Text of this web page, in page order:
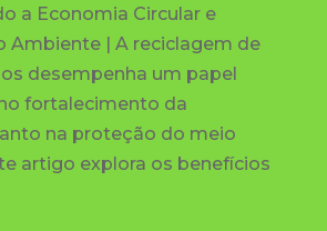
a Economia Circular e
Ambiente | A reciclagem de
desempenha um papel
fortalecimento da
na proteção do meio
artigo explora os benefícios